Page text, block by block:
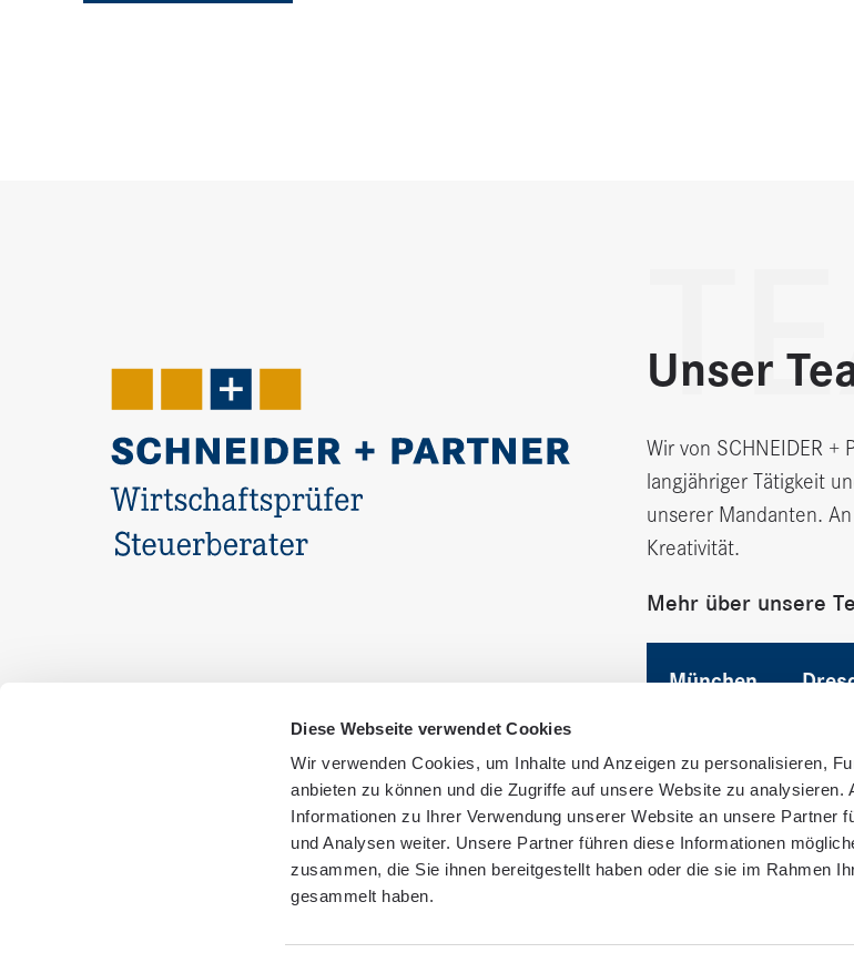
Diese Webseite verwendet Cookies
Wir verwenden Cookies, um Inhalte und Anzeigen zu personalisieren,
anbieten zu können und die Zugriffe auf unsere Website zu analysieren.
Informationen zu Ihrer Verwendung unserer Website an unsere Partner
und Analysen weiter. Unsere Partner führen diese Informationen
zusammen, die Sie ihnen bereitgestellt haben oder die sie im Rahmen
gesammelt haben.
Unser
Wir von SCHNEIDER +
langjähriger Tätigkeit
unserer Mandanten.
Kreativität.
Mehr über unsere
München